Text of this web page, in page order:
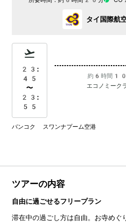
タイ国際航
23:
45
〜
23:
55
約6時間
エコノミーク
バンコク スワンナプーム空港
ツアーの内容
自由に過ごせるフリープラン
滞在中の過ごし方は自由。お寺めぐ